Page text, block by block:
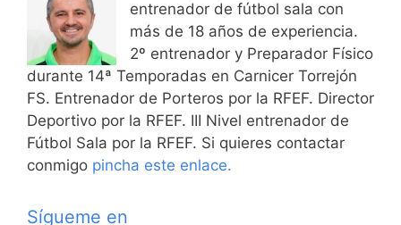
entrenador de fútbol sala con
más de 18 años de experiencia.
2º entrenador y Preparador Físico
durante 14ª Temporadas en Carnicer Torrejón
FS. Entrenador de Porteros por la RFEF. Director
Deportivo por la RFEF. III Nivel entrenador de
Fútbol Sala por la RFEF. Si quieres contactar
conmigo pincha este enlace.
Sígueme en